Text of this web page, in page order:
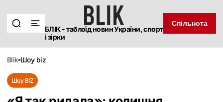
БЛІК - таблоїд новин України, спорт
і зірки
Спільнота
blik шоу biz
Шоу BIZ